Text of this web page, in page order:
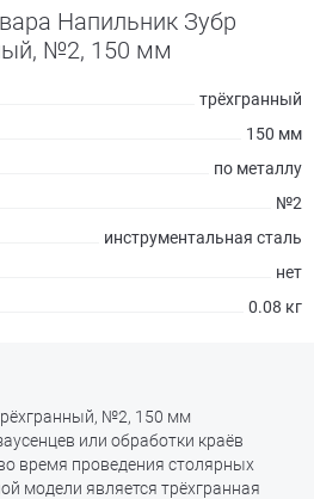
Напильник Зубр
№2, 150 мм
трёхгранный
150 мм
по металлу
№2
инструментальная сталь
нет
0.08 кг
№2, 150 мм
или обработки краёв
время проведения столярных
модели является трёхгранная